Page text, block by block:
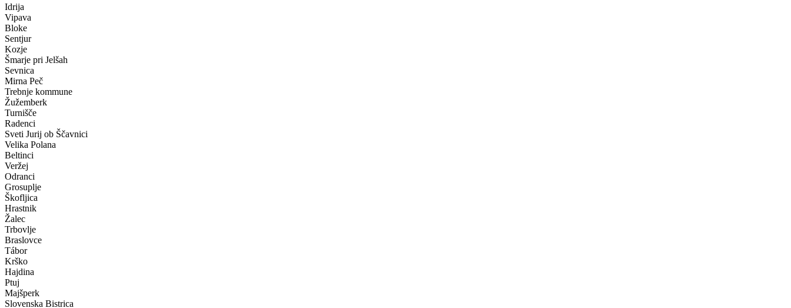
Idrija
Vipava
Bloke
Sentjur
Kozje
Šmarje pri Jelšah
Sevnica
Mirna Peč
Trebnje kommune
Žužemberk
Turnišče
Radenci
Sveti Jurij ob Ščavnici
Velika Polana
Beltinci
Veržej
Odranci
Grosuplje
Škofljica
Hrastnik
Žalec
Trbovlje
Braslovce
Tábor
Krško
Hajdina
Ptuj
Majšperk
Slovenska Bistrica